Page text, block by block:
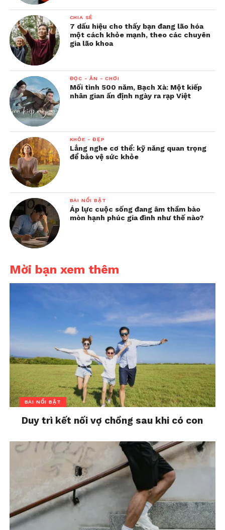
CHIA SẺ
7 dấu hiệu cho thấy bạn đang lão hóa
một cách khỏe mạnh, theo các chuyên
gia lão khoa
ĐỌC - ĂN - CHƠI
Mối tình 500 năm, Bạch Xà: Một kiếp
nhân gian ấn định ngày ra rạp Việt
KHỎE - ĐẸP
Lắng nghe cơ thể: kỹ năng quan trọng
để bảo vệ sức khỏe
BÀI NỔI BẬT
Áp lực cuộc sống đang âm thầm bào
mòn hạnh phúc gia đình như thế nào?
Mời bạn xem thêm
BÀI NỔI BẬT
Duy trì kết nối vợ chồng sau khi có con